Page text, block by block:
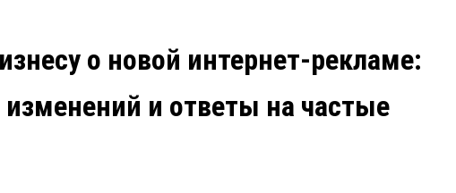
о новой интернет-рекламе:
и ответы на частые